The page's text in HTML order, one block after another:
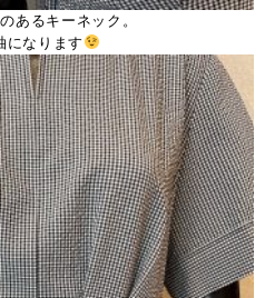
あるキーネック。
になります